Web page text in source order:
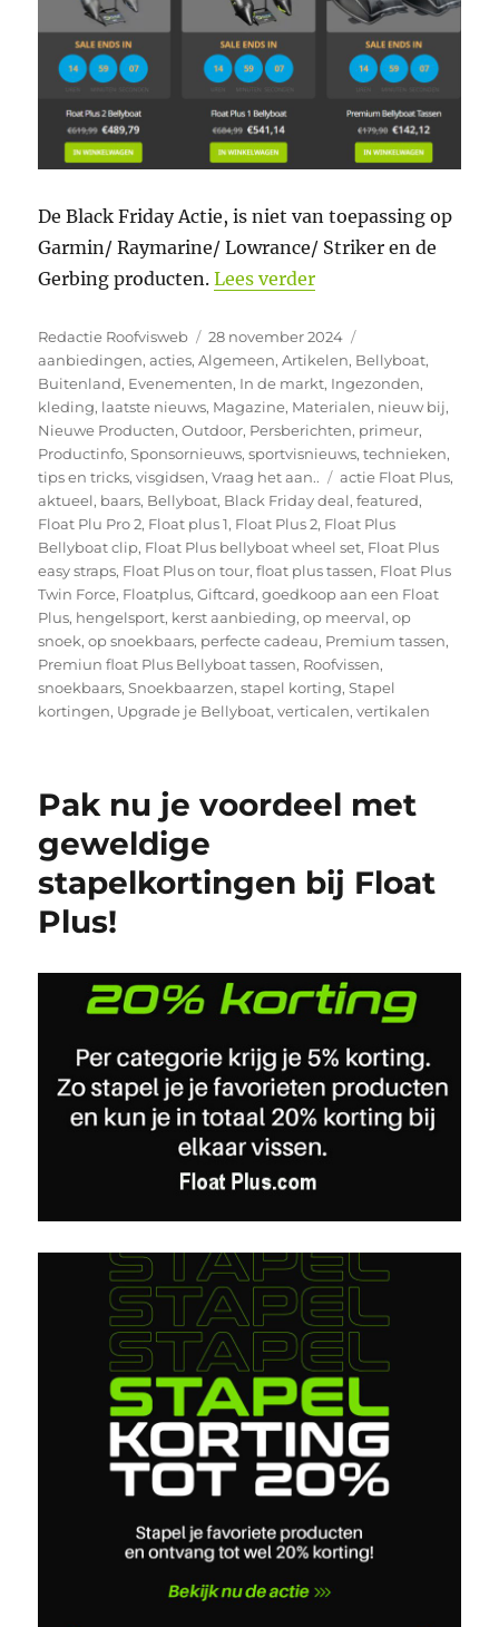
De Black Friday Actie, is niet van toepassing op
Garmin/ Raymarine/ Lowrance/ Striker en de
Gerbing producten.Lees verder“Countdown to
Auteur
Redactie Roofvisweb
Geplaatst
op
28 november 2024
aanbiedingen,acties,Algemeen,Artikelen, Bellyboat,
Buitenland, Evenementen, In de markt, Ingezonden,
kleding, laatste nieuws, Magazine, Materialen, nieuw bij,
Nieuwe Producten,Outdoor, Persberichten, primeur,
Productinfo,Sponsornieuws,sportvisnieuws,technieken,
tips en tricks,visgidsen,Vraag het aan.. Tags
actie Float Plus,
aktueel, baars, Bellyboat, Black Friday deal,featured,
Float Plu Pro 2, Float plus 1, Float Plus 2, Float Plus
Bellyboat clip, Float Plus bellyboat wheel set, Float Plus
easy straps, Float Plus on tour,float plus tassen, Float Plus
Twin Force, Floatplus,Giftcard,goedkoop aan een Float
Plus, hengelsport, kerst aanbieding,op meerval,op
snoek,op snoekbaars, perfecte cadeau, Premium tassen,
Premiun float Plus Bellyboat tassen, Roofvissen,
snoekbaars,Snoekbaarzen,stapel korting,Stapel
kortingen, Upgrade je Bellyboat,verticalen,vertikalen
Pak nu je voordeel met
geweldige
stapelkortingen bij Float
Plus!